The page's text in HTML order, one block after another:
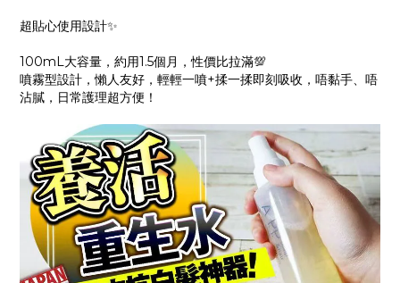
超貼心使用設計✨
100mL大容量，約用1.5個月，性價比拉滿💯
噴霧型設計，懶人友好，輕輕一噴+揉一揉即刻吸收，唔黏手、唔
沾膩，日常護理超方便！